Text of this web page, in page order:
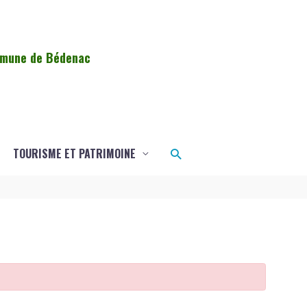
de Bédenac
TOURISME ET PATRIMOINE Rechercher